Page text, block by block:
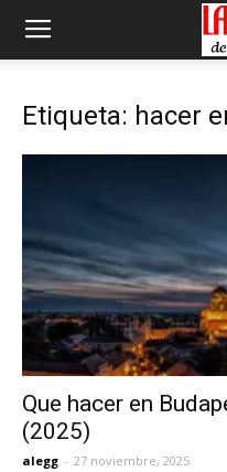
Etiqueta: hacer
Que hacer en
(2025)
alegg - 27 noviembre, 2025